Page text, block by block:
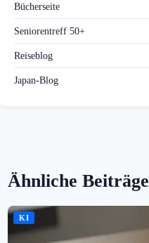
Bücherseite
Seniorentreff 50+
Reiseblog
Japan-Blog
Ähnliche Beiträge
KI